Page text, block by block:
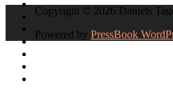
Copyright © 2026 Daniels
Powered by PressBook